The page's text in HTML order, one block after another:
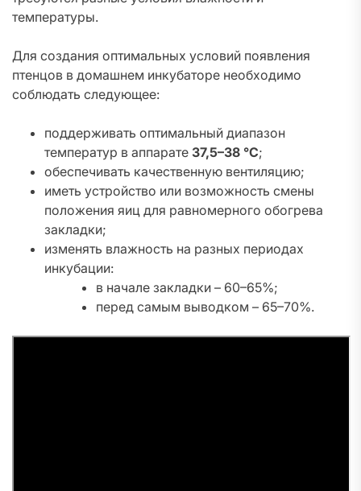
температуры.
Для создания оптимальных условий появления
птенцов в домашнем инкубаторе необходимо
соблюдать следующее:
поддерживать оптимальный диапазон
температур в аппарате 37,5–38 °C;
обеспечивать качественную вентиляцию;
иметь устройство или возможность смены
положения яиц для равномерного обогрева
закладки;
изменять влажность на разных периодах
инкубации:
в начале закладки – 60–65%;
перед самым выводком – 65–70%.